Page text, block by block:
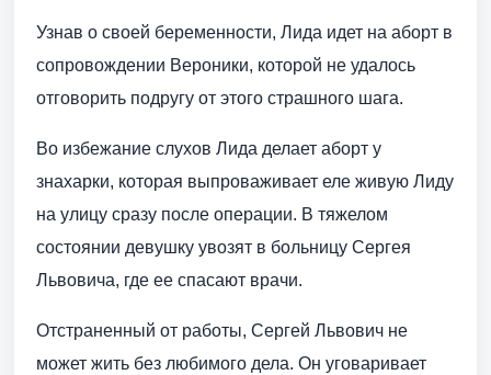
Узнав о своей беременности, Лида идет на аборт в
сопровождении Вероники, которой не удалось
отговорить подругу от этого страшного шага.
Во избежание слухов Лида делает аборт у
знахарки, которая выпроваживает еле живую Лиду
на улицу сразу после операции. В тяжелом
состоянии девушку увозят в больницу Сергея
Львовича, где ее спасают врачи.
Отстраненный от работы, Сергей Львович не
может жить без любимого дела. Он уговаривает